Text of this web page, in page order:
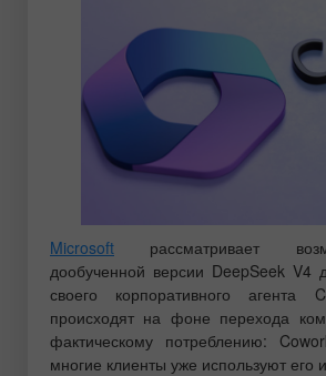
Microsoft рассматривает
дообученной версии DeepSeek V4
своего корпоративного
происходят на фоне перехода
фактическому потреблению:
многие клиенты уже используют его